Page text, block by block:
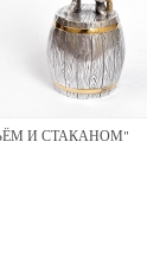
И СТАКАНОМ"